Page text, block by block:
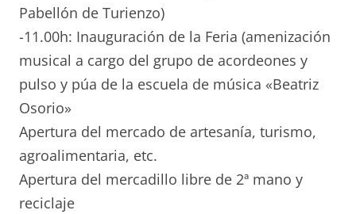
Pabellón de Turienzo)
-11.00h: Inauguración de la Feria (amenización
musical a cargo del grupo de acordeones y
pulso y púa de la escuela de música «Beatriz
Osorio»
Apertura del mercado de artesanía, turismo,
agroalimentaria, etc.
Apertura del mercadillo libre de 2ª mano y
reciclaje